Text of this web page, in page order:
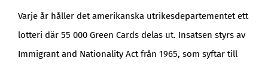
Varje år håller det amerikanska utrikesdepartementet ett
lotteri där 55 000 Green Cards delas ut. Insatsen styrs av
Immigrant and Nationality Act från 1965, som syftar till